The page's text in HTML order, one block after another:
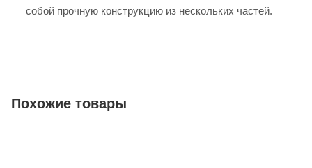
собой прочную конструкцию из нескольких частей.
Похожие товары